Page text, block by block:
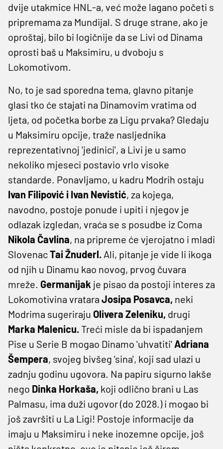
dvije utakmice HNL-a, već može lagano početi s
pripremama za Mundijal. S druge strane, ako je
oproštaj, bilo bi logičnije da se Livi od Dinama
oprosti baš u Maksimiru, u dvoboju s
Lokomotivom.
No, to je sad sporedna tema, glavno pitanje
glasi tko će stajati na Dinamovim vratima od
ljeta, od početka borbe za Ligu prvaka? Gledaju
u Maksimiru opcije, traže nasljednika
reprezentativnoj 'jedinici', a Livi je u samo
nekoliko mjeseci postavio vrlo visoke
standarde. Ponavljamo, u kadru Modrih ostaju
Ivan Filipović i Ivan Nevistić, za kojega,
navodno, postoje ponude i upiti i njegov je
odlazak izgledan, vraća se s posudbe iz Coma
Nikola Čavlina, na pripreme će vjerojatno i mladi
SlovenacTai Žnuderl. Ali, pitanje je vide li ikoga
od njih u Dinamu kao novog, prvog čuvara
mreže. Germanijak je pisao da postoji interes za
Lokomotivina vratara Josipa Posavca, neki
Modrima sugeriraju Olivera Zeleniku, drugi
Marka Malenicu.Treći misle da bi ispadanjem
Pise u Serie B mogao Dinamo 'uhvatiti' Adriana
Šempera, svojeg bivšeg 'sina', koji sad ulazi u
zadnju godinu ugovora. Na papiru sigurno lakše
nego Dinka Horkaša, koji odlično brani u Las
Palmasu, ima duži ugovor (do 2028.) i mogao bi
još završiti u La Ligi! Postoje informacije da
imaju u Maksimiru i neke inozemne opcije, još